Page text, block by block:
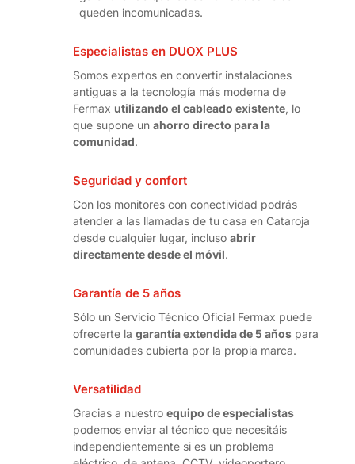
queden incomunicadas.
Especialistas en DUOX PLUS
Somos expertos en convertir instalaciones
antiguas a la tecnología más moderna de
Fermax utilizando el cableado existente, lo
que supone un ahorro directo para la
comunidad.
Seguridad y confort
Con los monitores con conectividad podrás
atender a las llamadas de tu casa en Cataroja
desde cualquier lugar, incluso abrir
directamente desde el móvil.
Garantía de 5 años
Sólo un Servicio Técnico Oficial Fermax puede
ofrecerte la garantía extendida de 5 añospara
comunidades cubierta por la propia marca.
Versatilidad
Gracias a nuestro equipo de especialistas
podemos enviar al técnico que necesitáis
independientemente si es un problema